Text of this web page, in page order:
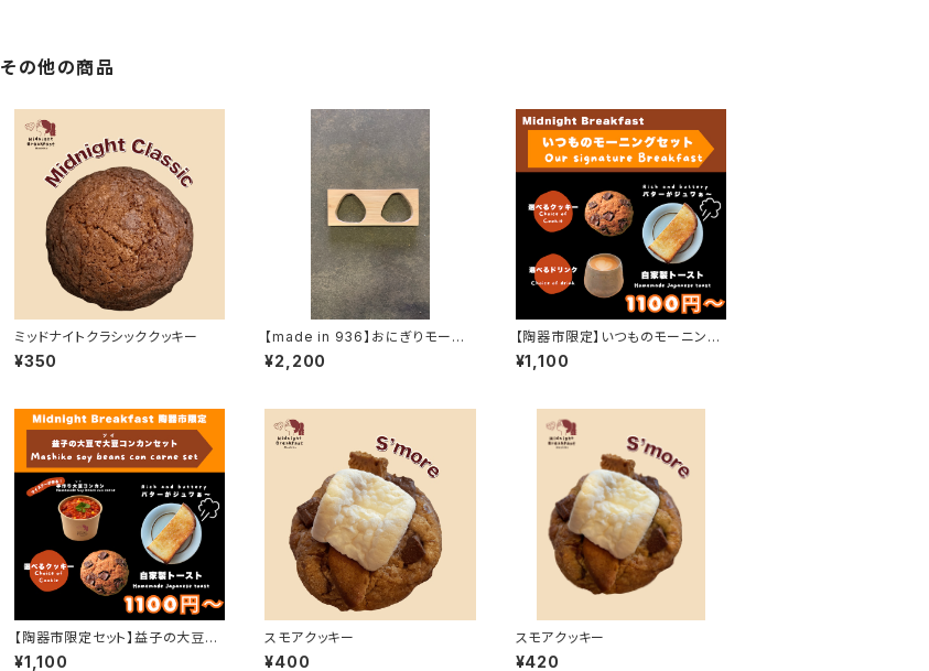
その他の商品
ミッドナイトクラシッククッキー
¥350
【made in 936】おにぎりモール
ド
¥2,200
【陶器市限定】いつものモーニング
セット
¥1,100
【陶器市限定セット】益子の大豆の
ソイコンカンセット
¥1,100
スモアクッキー
¥400
スモアクッキー
¥420